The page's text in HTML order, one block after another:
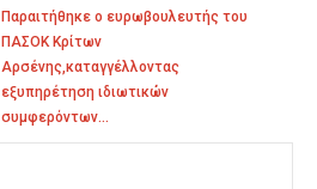
Παραιτήθηκε ο ευρωβουλευτής του
ΠΑΣΟΚ Κρίτων
Αρσένης,καταγγέλλοντας
εξυπηρέτηση ιδιωτικών
συμφερόντων…